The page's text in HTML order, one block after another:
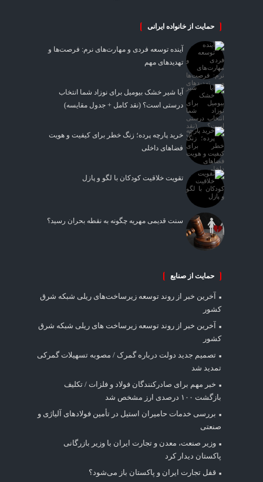
حمایت از خانواده ایرانی
آینده توسعه فردی و مهارت‌های نرم: فرصت‌ها و
تهدیدهای مهم
آیا شیر خشک بیومیل برای نوزاد شما انتخاب
درستی است؟ (نقد کامل + جدول مقایسه)
خرید پارچه پرده؛ زنگ خطر برای کیفیت و هویت
فضاهای داخلی
تقویت خلاقیت کودکان با لگو و پازل
سنت قدیمی مهریه چگونه به نقطه بحران رسید؟
حمایت از صنایع
آخرین خبر از روند توسعه زیرساخت‌های ریلی شبکه شرق
کشور
آخرین خبر از روند توسعه زیرساخت های ریلی شبکه شرق
کشور
تصمیم جدید دولت درباره گمرک / مصوبه تسهیلات گمرکی
تمدید شد
خبر مهم برای صادرکنندگان فولاد و فلزات / تکلیف
بازگشت ۱۰۰ درصدی ارز مشخص شد
بررسی خدمات حامیران استیل در تأمین فولادهای آلیاژی و
صنعتی
وزیر صنعت، معدن و تجارت ایران با وزیر بازرگانی
پاکستان دیدار کرد
قفل تجارت ایران و پاکستان باز می‌شود؟